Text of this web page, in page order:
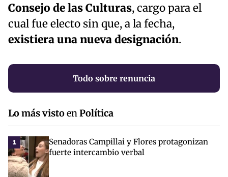
Consejo de las Culturas, cargo para el
cual fue electo sin que, a la fecha,
existiera una nueva designación.
Todo sobre renuncia
Lo más vistoenPolítica
1
Senadoras Campillai y Flores protagonizan
fuerte intercambio verbal